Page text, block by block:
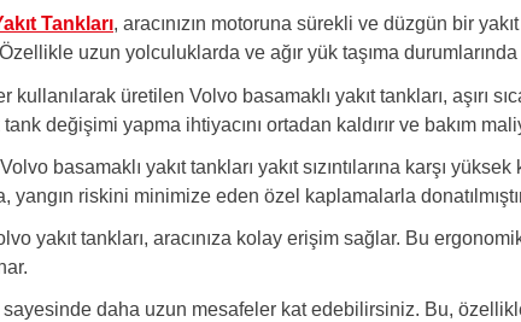
Tankları, aracınızın motoruna sürekli ve düzgün bir
uzun yolculuklarda ve ağır yük taşıma
üretilen Volvo basamaklı yakıt tankları, aşırı
değişimi yapma ihtiyacını ortadan kaldırır ve bakım
basamaklı yakıt tankları yakıt sızıntılarına karşı
yangın riskini minimize eden özel kaplamalarla
yakıt tankları, aracınıza kolay erişim sağlar. Bu
sayesinde daha uzun mesafeler kat edebilirsiniz. Bu,